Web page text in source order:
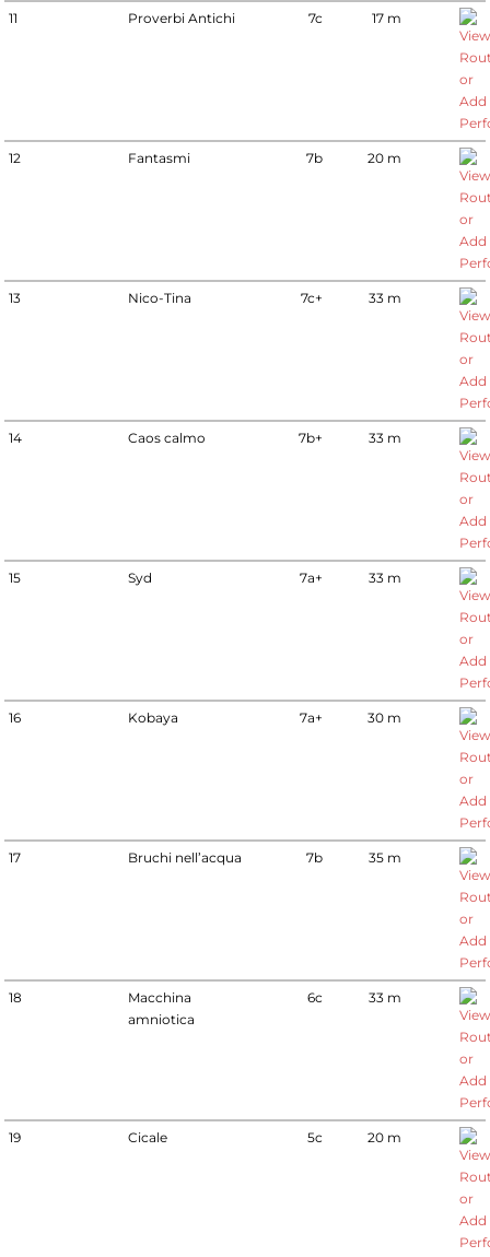
11 Proverbi Antichi 7c 17 m
12 Fantasmi 7b 20 m
13 Nico-Tina 7c+ 33 m
14 Caos calmo 7b+ 33 m
15 Syd 7a+ 33 m
16 Kobaya 7a+ 30 m
17 Bruchi nell’acqua 7b 35 m
18
Macchina
amniotica
6c 33 m
19 Cicale 5c 20 m